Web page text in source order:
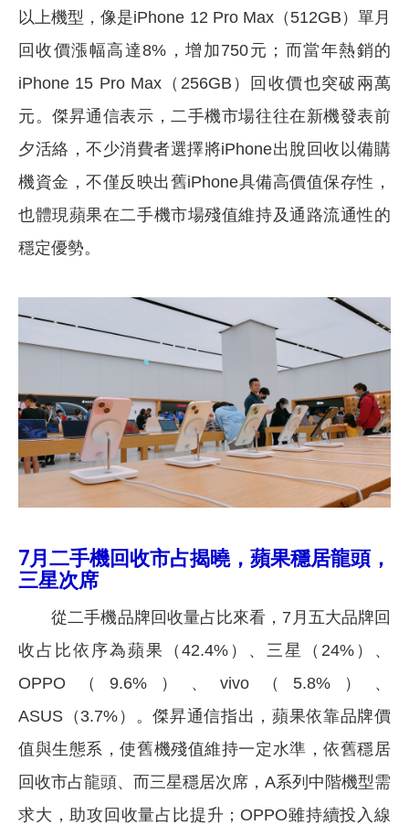
以上機型，像是iPhone 12 Pro Max（512GB）單月
回收價漲幅高達8%，增加750元；而當年熱銷的
iPhone 15 Pro Max（256GB）回收價也突破兩萬
元。傑昇通信表示，二手機市場往往在新機發表前
夕活絡，不少消費者選擇將iPhone出脫回收以備購
機資金，不僅反映出舊iPhone具備高價值保存性，
也體現蘋果在二手機市場殘值維持及通路流通性的
穩定優勢。
7月二手機回收市占揭曉，蘋果穩居龍頭，
三星次席
從二手機品牌回收量占比來看，7月五大品牌回
收占比依序為蘋果（42.4%）、三星（24%）、
OPPO（9.6%）、vivo（5.8%）、
ASUS（3.7%）。傑昇通信指出，蘋果依靠品牌價
值與生態系，使舊機殘值維持一定水準，依舊穩居
回收市占龍頭、而三星穩居次席，A系列中階機型需
求大，助攻回收量占比提升；OPPO雖持續投入線